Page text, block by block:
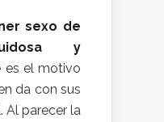
sexo de
y
es el motivo
da con sus
Al parecer la